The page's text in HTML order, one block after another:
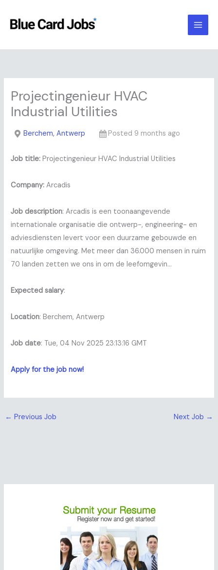
content
Projectingenieur HVAC
Industrial Utilities
Berchem, Antwerp Posted 9 months ago
Job title: Projectingenieur HVAC Industrial Utilities
Company: Arcadis
Job description: Arcadis is een toonaangevende
internationale organisatie die ontwerp-, engineering- en
adviesdiensten levert voor een duurzame gebouwde en
natuurlijke omgeving. Met meer dan 36.000 mensen in ruim
70 landen zetten we ons in om de leefomgevin…
Expected salary:
Location: Berchem, Antwerp
Job date: Tue, 04 Nov 2025 23:13:16 GMT
Apply for the job now!
← Previous Job Next Job →